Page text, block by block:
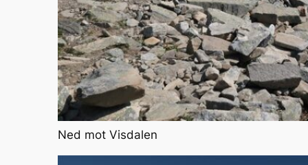
Ned mot Visdalen